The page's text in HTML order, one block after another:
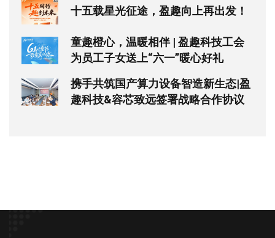
十五载星光征途，盈趣向上再出发！
童趣橙心，温暖相伴 | 盈趣科技工会
为员工子女送上“六一”暖心好礼
携手共筑国产算力设备智造新生态|盈
趣科技&容芯致远签署战略合作协议